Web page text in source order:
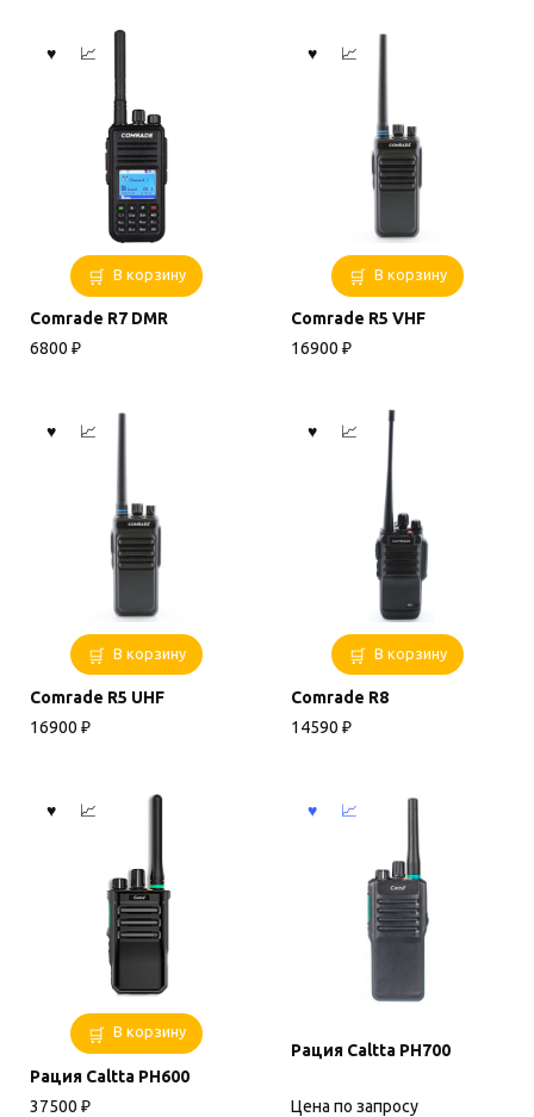
товара.
В корзину
Comrade R7 DMR
6800 ₽
В корзину
Comrade R5 VHF
16900 ₽
В корзину
Comrade R5 UHF
16900 ₽
В корзину
Comrade R8
14590 ₽
В корзину
Рация Caltta PH600
37500 ₽
Рация Caltta PH700
Цена по запросу